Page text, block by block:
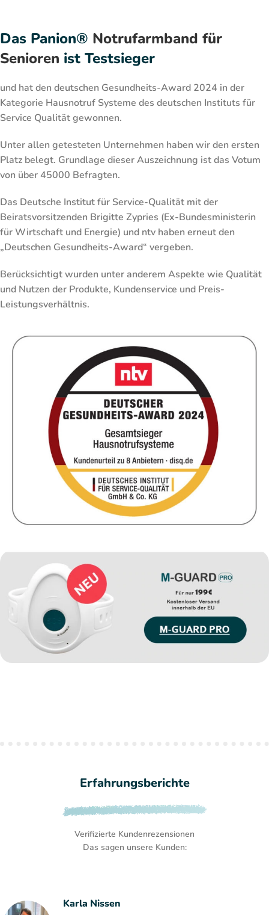
Das Panion® Notrufarmband für
Senioren ist Testsieger
und hat den deutschen Gesundheits-Award 2024 in der
Kategorie Hausnotruf Systeme des deutschen Instituts für
Service Qualität gewonnen.
Unter allen getesteten Unternehmen haben wir den ersten
Platz belegt. Grundlage dieser Auszeichnung ist das Votum
von über 45000 Befragten.
Das Deutsche Institut für Service-Qualität mit der
Beiratsvorsitzenden Brigitte Zypries (Ex-Bundesministerin
für Wirtschaft und Energie) und ntv haben erneut den
„Deutschen Gesundheits-Award“ vergeben.
Berücksichtigt wurden unter anderem Aspekte wie Qualität
und Nutzen der Produkte, Kundenservice und Preis-
Leistungsverhältnis.
Erfahrungsberichte
Verifizierte Kundenrezensionen
Das sagen unsere Kunden:
Karla Nissen